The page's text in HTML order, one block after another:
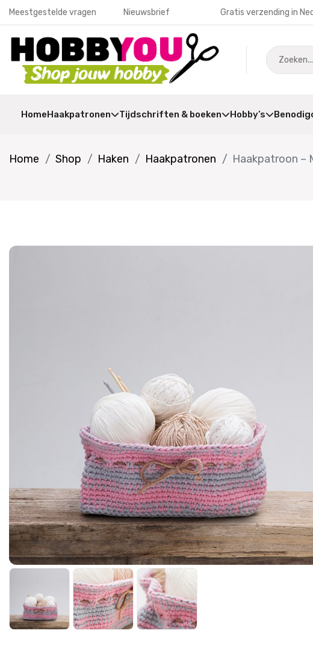
Meestgestelde vragen Nieuwsbrief Gratis verzending in
HomeHaakpatronen Tijdschriften & boeken Hobby’s
Home Shop Haken Haakpatronen Haakpatroon –